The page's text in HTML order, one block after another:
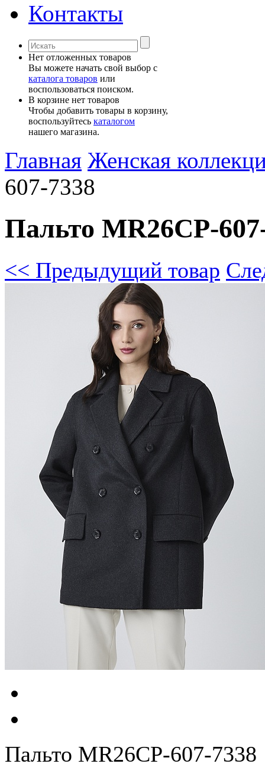
Контакты
Нет отложенных товаров
Вы можете начать свой выбор с
каталога товаров или
воспользоваться поиском.
В корзине нет товаров
Чтобы добавить товары в корзину,
воспользуйтесь каталогом
нашего магазина.
Главная Женская
607-7338
Пальто MR26CP-
<< Предыдущий товар
Пальто MR26CP-607-7338